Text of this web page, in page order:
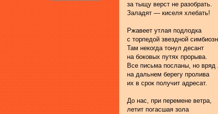
за тыщу верст не разобрать.
Заладят — киселя хлебать!
Ржавеет утлая подлодка
с торпедой звездной
Там некогда тонул десант
на боковых путях прорыва.
Все письма посланы, но вряд
на дальнем берегу пролива
их в срок получит адресат.
До нас, при перемене ветра,
летит погасшая зола